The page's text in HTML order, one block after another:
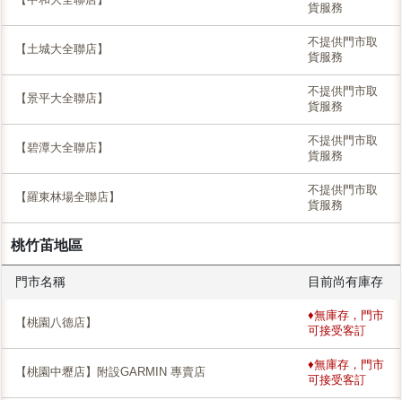
貨服務
【土城大全聯店】
不提供門市取
貨服務
【景平大全聯店】
不提供門市取
貨服務
【碧潭大全聯店】
不提供門市取
貨服務
【羅東林場全聯店】
不提供門市取
貨服務
桃竹苖地區
門市名稱 目前尚有庫存
【桃園八德店】
♦無庫存，門市
可接受客訂
【桃園中壢店】附設GARMIN 專賣店
♦無庫存，門市
可接受客訂